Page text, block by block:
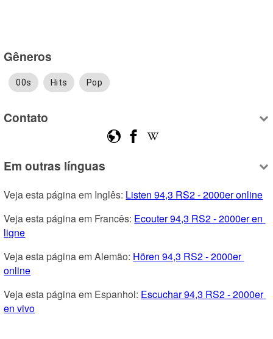
Gêneros
00s Hits Pop
Contato
Em outras línguas
Veja esta página em Inglês: Listen 94,3 RS2 - 2000er online
Veja esta página em Francês: Ecouter 94,3 RS2 - 2000er en
ligne
Veja esta página em Alemão: Hören 94,3 RS2 - 2000er
online
Veja esta página em Espanhol: Escuchar 94,3 RS2 - 2000er
en vivo